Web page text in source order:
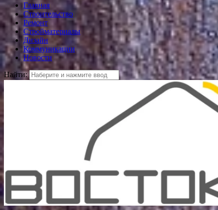
Главная
Строительство
Ремонт
Стройматериалы
Дизайн
Коммуникации
Новости
Найти: